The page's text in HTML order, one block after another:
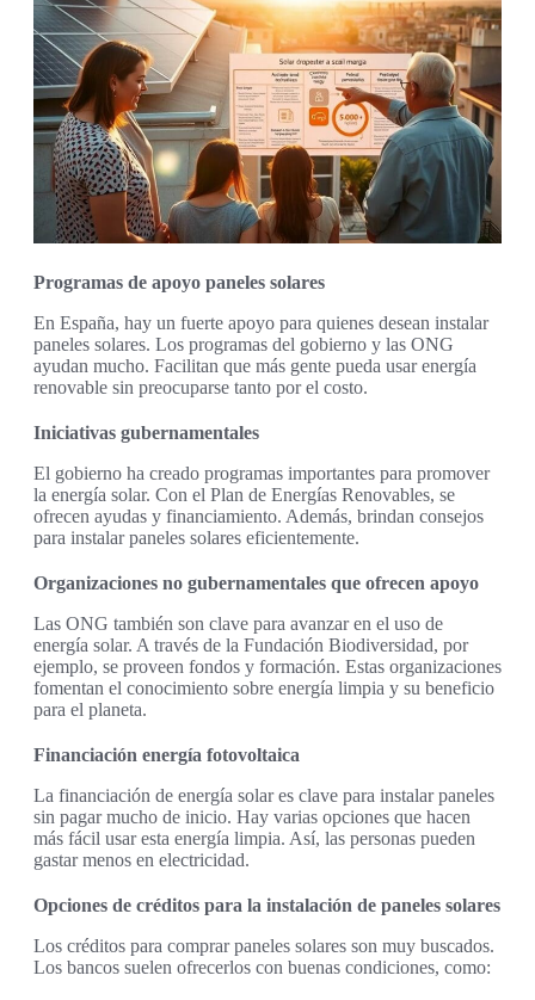
Programas de apoyo paneles solares
En España, hay un fuerte apoyo para quienes desean instalar
paneles solares. Los programas del gobierno y las ONG
ayudan mucho. Facilitan que más gente pueda usar energía
renovable sin preocuparse tanto por el costo.
Iniciativas gubernamentales
El gobierno ha creado programas importantes para promover
la energía solar. Con el Plan de Energías Renovables, se
ofrecen ayudas y financiamiento. Además, brindan consejos
para instalar paneles solares eficientemente.
Organizaciones no gubernamentales que ofrecen apoyo
Las ONG también son clave para avanzar en el uso de
energía solar. A través de la Fundación Biodiversidad, por
ejemplo, se proveen fondos y formación. Estas organizaciones
fomentan el conocimiento sobre energía limpia y su beneficio
para el planeta.
Financiación energía fotovoltaica
La financiación de energía solar es clave para instalar paneles
sin pagar mucho de inicio. Hay varias opciones que hacen
más fácil usar esta energía limpia. Así, las personas pueden
gastar menos en electricidad.
Opciones de créditos para la instalación de paneles solares
Los créditos para comprar paneles solares son muy buscados.
Los bancos suelen ofrecerlos con buenas condiciones, como: